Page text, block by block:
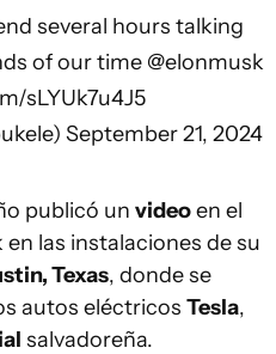
several hours talking
of our time @elonmusk
sLYUk7u4J5
September 21, 2024
publicó un videoen el
las instalaciones de su
Texas, donde se
autos eléctricos Tesla,
salvadoreña.